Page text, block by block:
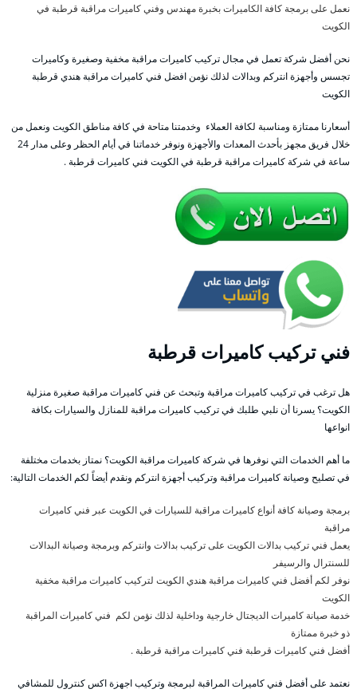
نعمل على برمجة كافة الكاميرات بخبرة مهندس وفني كاميرات مراقبة قرطبة في
الكويت
نحن أفضل شركة تعمل في مجال تركيب كاميرات مراقبة مخفية وصغيرة وكاميرات
تجسس وأجهزة انتركم وبدالات لذلك نؤمن افضل فني كاميرات مراقبة هندي قرطبة
الكويت
أسعارنا ممتازة ومناسبة لكافة العملاء وخدمتنا متاحة في كافة مناطق الكويت ونعمل من
خلال فريق مجهز بأحدث المعدات والأجهزة ونوفر خدماتنا في أيام الحظر وعلى مدار 24
ساعة في شركة كاميرات مراقبة قرطبة في الكويت فني كاميرات قرطبة .
فني تركيب كاميرات قرطبة
هل ترغب في تركيب كاميرات مراقبة وتبحث عن فني كاميرات مراقبة صغيرة منزلية
الكويت؟ يسرنا أن نلبي طلبك في تركيب كاميرات مراقبة للمنازل والسيارات بكافة
انواعها
ما أهم الخدمات التي نوفرها في شركة كاميرات مراقبة الكويت؟ نمتاز بخدمات مختلفة
في تصليح وصيانة كاميرات مراقبة وتركيب أجهزة انتركم ونقدم أيضاً لكم الخدمات التالية:
برمجة وصيانة كافة أنواع كاميرات مراقبة للسيارات في الكويت عبر فني كاميرات
مراقبة
يعمل فني تركيب بدالات الكويت على تركيب بدالات وانتركم وبرمجة وصيانة البدالات
للسنترال والرسيفر
نوفر لكم أفضل فني كاميرات مراقبة هندي الكويت لتركيب كاميرات مراقبة مخفية
الكويت
خدمة صيانة كاميرات الديجتال خارجية وداخلية لذلك نؤمن لكم فني كاميرات المراقبة
ذو خبرة ممتازة
أفضل فني كاميرات قرطبة فني كاميرات مراقبة قرطبة .
نعتمد على أفضل فني كاميرات المراقبة لبرمجة وتركيب اجهزة اكس كنترول للمشافي